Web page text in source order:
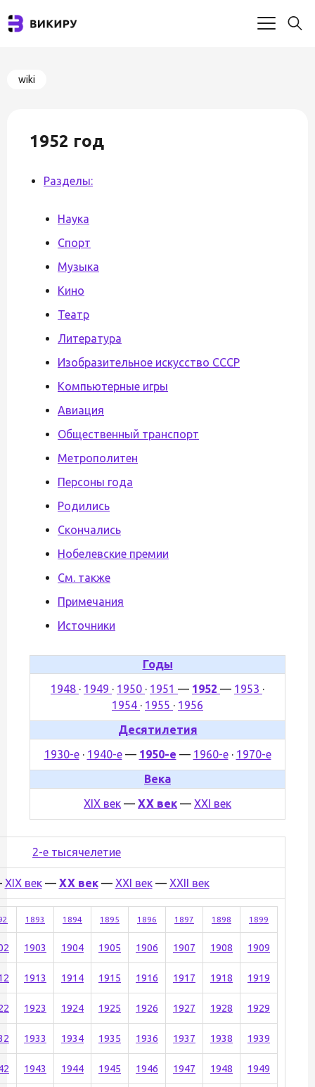
wiki
1952 год
Разделы:
Наука
Спорт
Музыка
Кино
Театр
Литература
Изобразительное искусство СССР
Компьютерные игры
Авиация
Общественный транспорт
Метрополитен
Персоны года
Родились
Скончались
Нобелевские премии
См. также
Примечания
Источники
Годы
1948 · 1949 · 1950 · 1951 — 1952 — 1953 ·
1954 · 1955 · 1956
Десятилетия
1930-е· 1940-е— 1950-е — 1960-е· 1970-е
Века
XIX век — XX век — XXI век
2-е тысячелетие
XIX век— XX век— XXI век— XXII век
1893 1894 1895 1896 1897 1898 1899
1903 1904 1905 1906 1907 1908 1909
1913 1914 1915 1916 1917 1918 1919
1923 1924 1925 1926 1927 1928 1929
1933 1934 1935 1936 1937 1938 1939
1943 1944 1945 1946 1947 1948 1949